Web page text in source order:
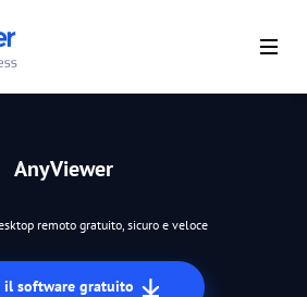
AnyViewer
remoto gratuito, sicuro e veloce
il software gratuito